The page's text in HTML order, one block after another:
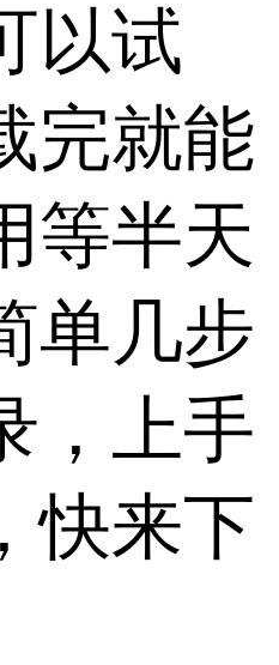
以试
完就能
等半天
单几步
，上手
快来下